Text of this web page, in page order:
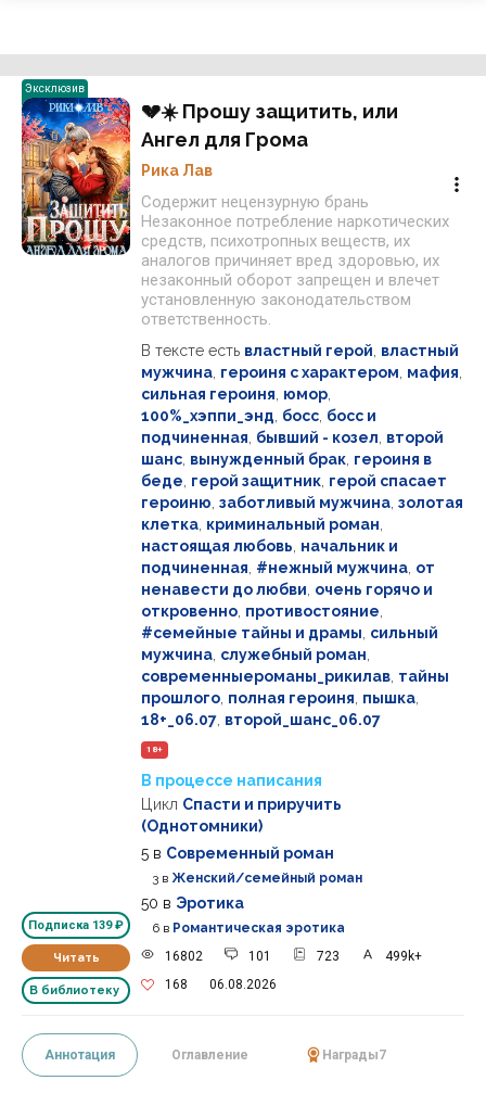
Эксклюзив
Подписка 139 ₽
Читать
В библиотеку
💔☀️ Прошу защитить, или
Ангел для Грома
Рика Лав
Содержит нецензурную брань
Незаконное потребление наркотических
средств, психотропных веществ, их
аналогов причиняет вред здоровью, их
незаконный оборот запрещен и влечет
установленную законодательством
ответственность.
В тексте есть властный герой властный
мужчина героиня с характером мафия
сильная героиня юмор
100%_хэппи_энд босс босс и
подчиненная бывший - козел второй
шанс вынужденный брак героиня в
беде герой защитник герой спасает
героиню заботливый мужчина золотая
клетка криминальный роман
настоящая любовь начальник и
подчиненная #нежный мужчина от
ненавести до любви очень горячо и
откровенно противостояние
#семейные тайны и драмы сильный
мужчина служебный роман
современныероманы_рикилав тайны
прошлого полная героиня пышка
18+_06.07 второй_шанс_06.07
18+
В процессе написания
Цикл Спасти и приручить
(Однотомники)
5 в Современный роман
3 в Женский/семейный роман
50 в Эротика
6 в Романтическая эротика
16802
101 723
499k+
168
06.08.2026
Аннотация Оглавление Награды7